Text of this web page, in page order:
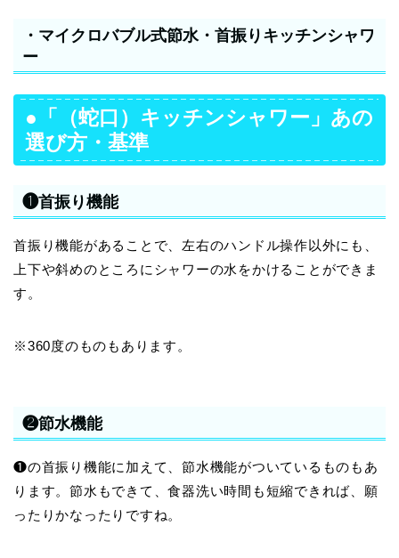
・マイクロバブル式節水・首振りキッチンシャワ
ー
●「（蛇口）キッチンシャワー」あの
選び方・基準
❶首振り機能
首振り機能があることで、左右のハンドル操作以外にも、
上下や斜めのところにシャワーの水をかけることができま
す。
※360度のものもあります。
❷節水機能
❶の首振り機能に加えて、節水機能がついているものもあ
ります。節水もできて、食器洗い時間も短縮できれば、願
ったりかなったりですね。